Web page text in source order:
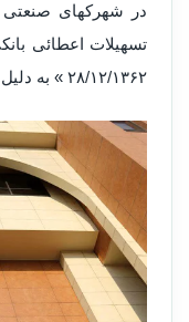
۲۸/۱۲/۱۳۶۲ » به دلیل مغایرت با شرع